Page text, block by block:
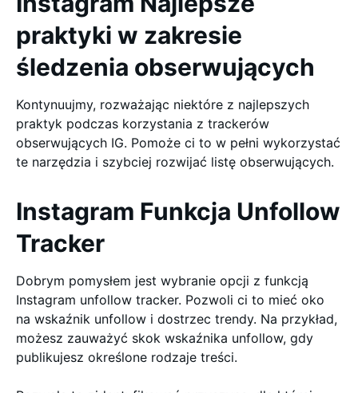
praktyki w zakresie
śledzenia obserwujących
Kontynuujmy, rozważając niektóre z najlepszych
praktyk podczas korzystania z trackerów
obserwujących IG. Pomoże ci to w pełni wykorzystać
te narzędzia i szybciej rozwijać listę obserwujących.
Instagram Funkcja Unfollow
Tracker
Dobrym pomysłem jest wybranie opcji z funkcją
Instagram unfollow tracker. Pozwoli ci to mieć oko
na wskaźnik unfollow i dostrzec trendy. Na przykład,
możesz zauważyć skok wskaźnika unfollow, gdy
publikujesz określone rodzaje treści.